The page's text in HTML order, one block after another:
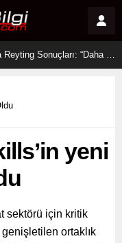
2 Ağustos 2026 Sosyal Medya Reyting Sonuçları: “Daha 17” Ekranlara Ambargo Koydu!
yeni
sektörü için kritik
ortaklık